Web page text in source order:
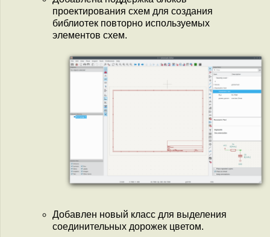
проектирования схем для создания
библиотек повторно используемых
элементов схем.
Добавлен новый класс для выделения
соединительных дорожек цветом.